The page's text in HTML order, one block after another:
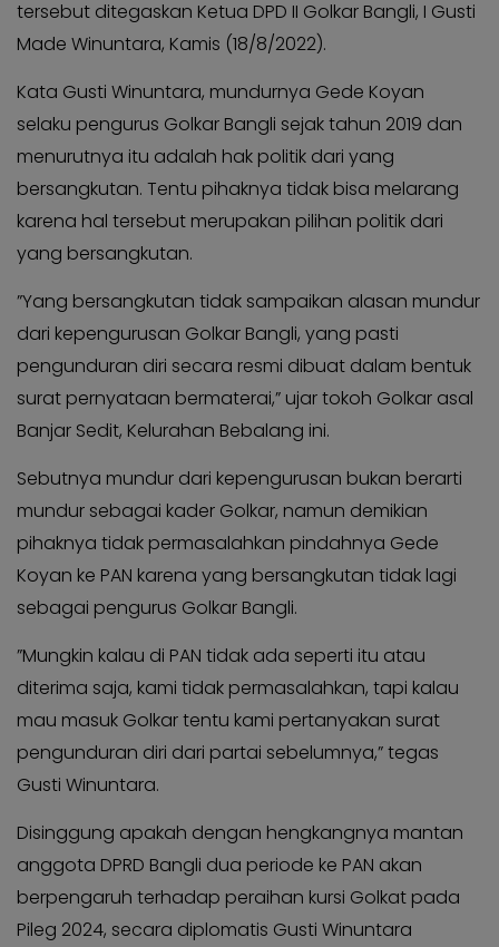
Kabar
Pilkada
Opini
Kabar
Kabar
Kabar
Kabar
Kabar
UKM
Kabar
DPP
Pojok
Kagol
Kabar
Photo
Kabar
Kader
Kabar
Kabar
Kabar
Kabinet
Kabar
UKM
Kabar
Pojok
KABAR
KADER
tersebut ditegaskan Ketua DPD II Golkar Bangli, I Gusti
Made Winuntara, Kamis (18/8/2022).
Kata Gusti Winuntara, mundurnya Gede Koyan
selaku pengurus Golkar Bangli sejak tahun 2019 dan
menurutnya itu adalah hak politik dari yang
bersangkutan. Tentu pihaknya tidak bisa melarang
karena hal tersebut merupakan pilihan politik dari
yang bersangkutan.
”Yang bersangkutan tidak sampaikan alasan mundur
dari kepengurusan Golkar Bangli, yang pasti
pengunduran diri secara resmi dibuat dalam bentuk
surat pernyataan bermaterai,” ujar tokoh Golkar asal
Banjar Sedit, Kelurahan Bebalang ini.
Sebutnya mundur dari kepengurusan bukan berarti
mundur sebagai kader Golkar, namun demikian
pihaknya tidak permasalahkan pindahnya Gede
Koyan ke PAN karena yang bersangkutan tidak lagi
sebagai pengurus Golkar Bangli.
”Mungkin kalau di PAN tidak ada seperti itu atau
diterima saja, kami tidak permasalahkan, tapi kalau
mau masuk Golkar tentu kami pertanyakan surat
pengunduran diri dari partai sebelumnya,” tegas
Gusti Winuntara.
Disinggung apakah dengan hengkangnya mantan
anggota DPRD Bangli dua periode ke PAN akan
berpengaruh terhadap peraihan kursi Golkat pada
Pileg 2024, secara diplomatis Gusti Winuntara